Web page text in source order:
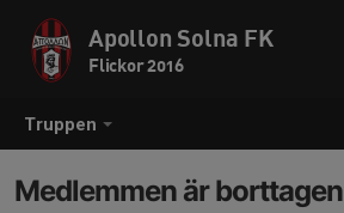
Truppen
Apollon Solna FK
Flickor 2016
Medlemmen är borttagen